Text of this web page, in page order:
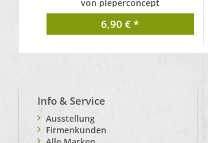
von pieperconcept
6,90 € *
Info & Service
Ausstellung
Firmenkunden